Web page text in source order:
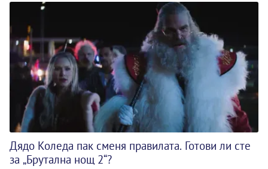
Дядо Коледа пак сменя правилата. Готови ли сте
за „Брутална нощ 2“?